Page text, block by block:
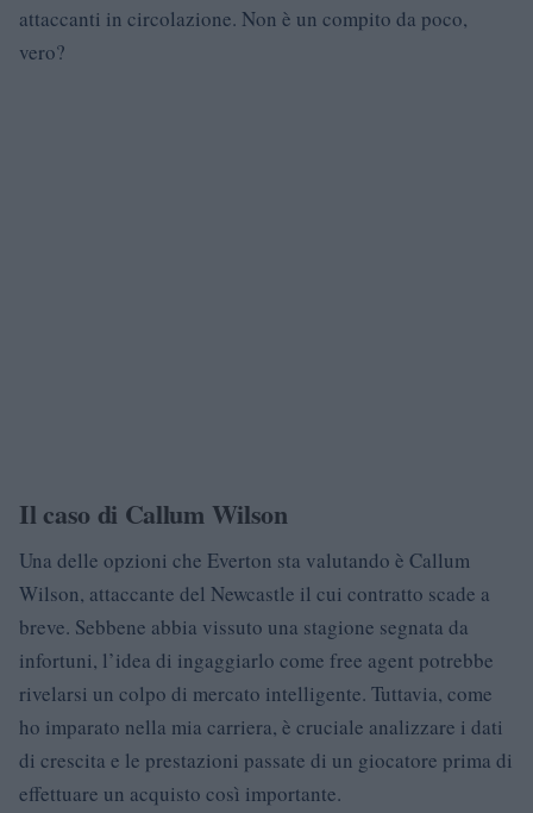
attaccanti in circolazione. Non è un compito da poco,
vero?
Il caso di Callum Wilson
Una delle opzioni che Everton sta valutando è Callum
Wilson, attaccante del Newcastle il cui contratto scade a
breve. Sebbene abbia vissuto una stagione segnata da
infortuni, l’idea di ingaggiarlo come free agent potrebbe
rivelarsi un colpo di mercato intelligente. Tuttavia, come
ho imparato nella mia carriera, è cruciale analizzare i dati
di crescita e le prestazioni passate di un giocatore prima di
effettuare un acquisto così importante.